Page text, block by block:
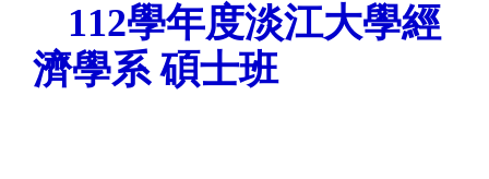
112學年度淡江大學經
濟學系碩士班